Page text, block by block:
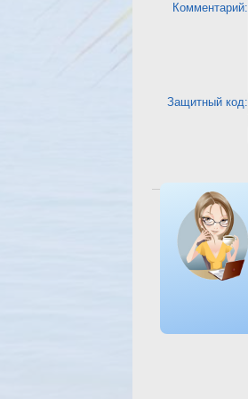
Комментарий:
Защитный код:
Посмотреть